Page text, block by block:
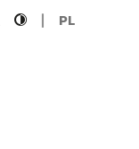
font
size
high
contast
PL